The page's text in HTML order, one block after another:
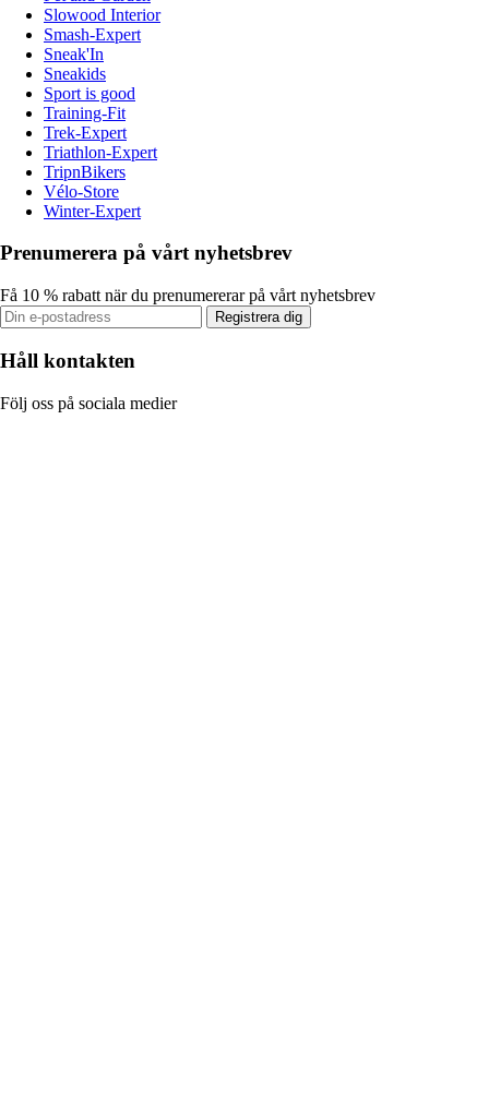
Slowood Interior
Smash-Expert
Sneak'In
Sneakids
Sport is good
Training-Fit
Trek-Expert
Triathlon-Expert
TripnBikers
Vélo-Store
Winter-Expert
Prenumerera på vårt nyhetsbrev
Få 10 % rabatt när du prenumererar på vårt nyhetsbrev
Registrera dig
Håll kontakten
Följ oss på sociala medier